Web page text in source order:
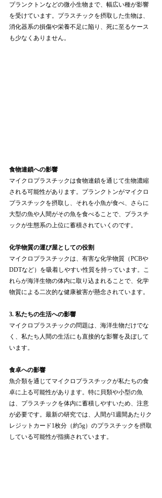
プランクトンなどの微小生物まで、幅広い種が影響
を受けています。プラスチックを摂取した生物は、
消化器系の損傷や栄養不足に陥り、死に至るケース
も少なくありません。
食物連鎖への影響
マイクロプラスチックは食物連鎖を通じて生物濃縮
される可能性があります。プランクトンがマイクロ
プラスチックを摂取し、それを小魚が食べ、さらに
大型の魚や人間がその魚を食べることで、プラスチ
ックが生態系の上位に蓄積されていくのです。
化学物質の運び屋としての役割
マイクロプラスチックは、有害な化学物質（PCBや
DDTなど）を吸着しやすい性質を持っています。こ
れらが海洋生物の体内に取り込まれることで、化学
物質による二次的な健康被害が懸念されています。
3. 私たちの生活への影響
マイクロプラスチックの問題は、海洋生物だけでな
く、私たち人間の生活にも直接的な影響を及ぼして
います。
食卓への影響
魚介類を通じてマイクロプラスチックが私たちの食
卓に上る可能性があります。特に貝類や小型の魚
は、プラスチックを体内に蓄積しやすいため、注意
が必要です。最新の研究では、人間が1週間あたりク
レジットカード1枚分（約5g）のプラスチックを摂取
している可能性が指摘されています。